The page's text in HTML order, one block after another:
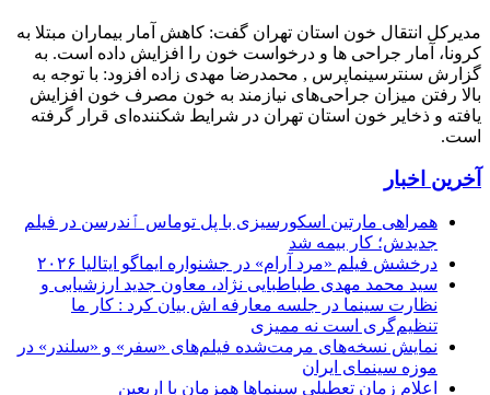
مدیرکل انتقال خون استان تهران گفت: کاهش آمار بیماران مبتلا به
کرونا، آمار جراحی ها و درخواست خون را افزایش داده است. به
گزارش سنترسینماپرس , محمدرضا مهدی زاده افزود: با توجه به
بالا رفتن میزان جراحی‌های نیازمند به خون مصرف خون افزایش
یافته و ذخایر خون استان تهران در شرایط شکننده‌ای قرار گرفته
است.
آخرین اخبار
همراهی مارتین اسکورسیزی با پل توماس ٱندرسن در فیلم
جدیدش؛ کار بیمه شد
درخشش فیلم «مرد آرام» در جشنواره ایماگو ایتالیا ۲۰۲۶
سید محمد مهدی طباطبایی نژاد، معاون جدید ارزشیابی و
نظارت سینما در جلسه معارفه اش بیان کرد : کار ما
تنظیم‌گری است نه ممیزی
نمایش نسخه‌های مرمت‌شده فیلم‌های «سفر» و «سلندر» در
موزه سینمای ایران
اعلام زمان تعطیلی سینماها همزمان با اربعین